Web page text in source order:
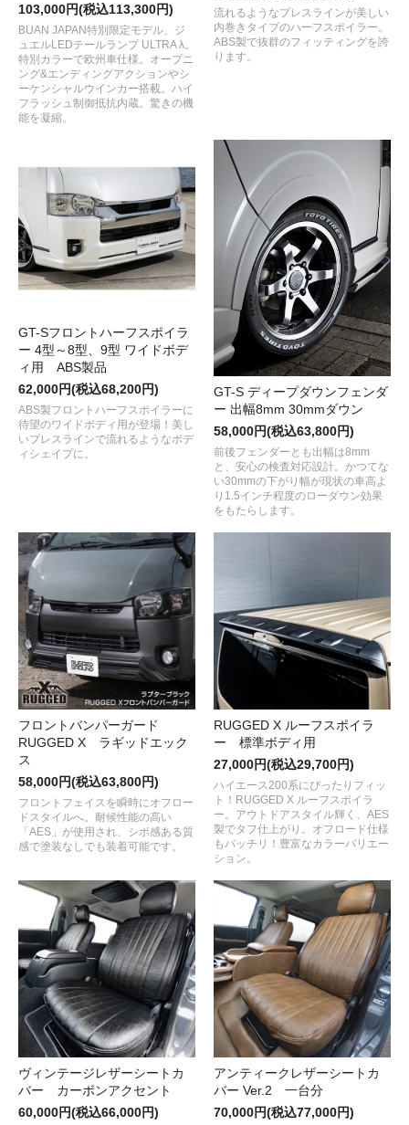
103,000円(税込113,300円)
BUAN JAPAN特別限定モデル、ジ
ュエルLEDテールランプ ULTRA λ。
特別カラーで欧州車仕様。オープニ
ング&エンディングアクションやシ
ーケンシャルウインカー搭載。ハイ
フラッシュ制御抵抗内蔵。驚きの機
能を凝縮。
流れるようなプレスラインが美しい
内巻きタイプのハーフスポイラー。
ABS製で抜群のフィッティングを誇
ります。
GT-Sフロントハーフスポイラ
ー 4型～8型、9型 ワイドボデ
ィ用 ABS製品
62,000円(税込68,200円)
ABS製フロントハーフスポイラーに
待望のワイドボディ用が登場！美し
いプレスラインで流れるようなボデ
ィシェイプに。
GT-S ディープダウンフェンダ
ー 出幅8mm 30mmダウン
58,000円(税込63,800円)
前後フェンダーとも出幅は8mm
と、安心の検査対応設計。かつてな
い30mmの下がり幅が現状の車高よ
り1.5インチ程度のローダウン効果
をもたらします。
フロントバンパーガード
RUGGED X ラギッドエック
ス
58,000円(税込63,800円)
フロントフェイスを瞬時にオフロー
ドスタイルへ。耐候性能の高い
「AES」が使用され、シボ感ある質
感で塗装なしでも装着可能です。
RUGGED X ルーフスポイラ
ー 標準ボディ用
27,000円(税込29,700円)
ハイエース200系にぴったりフィッ
ト！RUGGED X ルーフスポイラ
ー。アウトドアスタイル輝く、AES
製でタフ仕上がり。オフロード仕様
もバッチリ！豊富なカラーバリエー
ション。
ヴィンテージレザーシートカ
バー カーボンアクセント
60,000円(税込66,000円)
アンティークレザーシートカ
バー Ver.2 一台分
70,000円(税込77,000円)